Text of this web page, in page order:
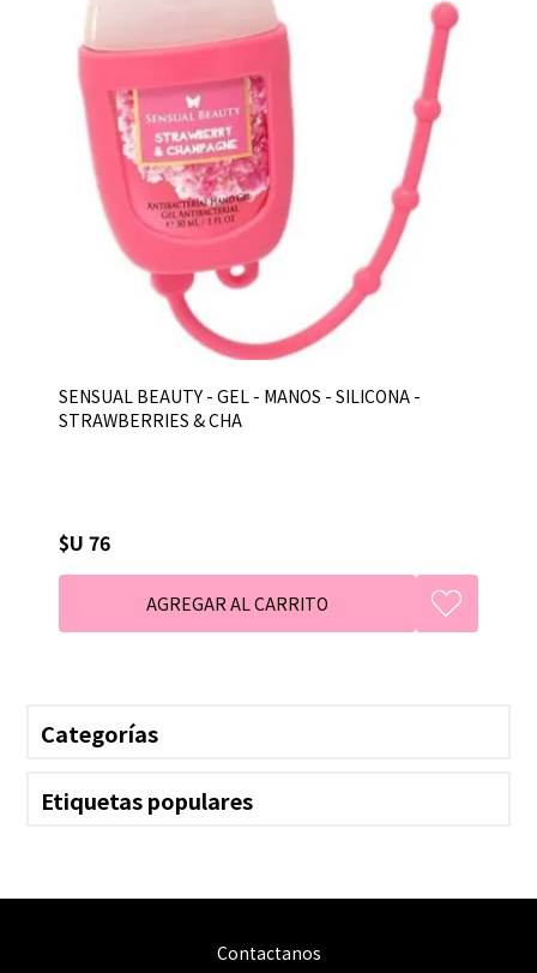
SENSUAL BEAUTY - GEL - MANOS - SILICONA -
STRAWBERRIES & CHA
$U 76
Categorías
Etiquetas populares
Contactanos